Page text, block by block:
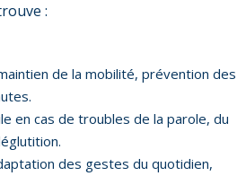
:
de la mobilité, prévention des
en cas de troubles de la parole, du
des gestes du quotidien,